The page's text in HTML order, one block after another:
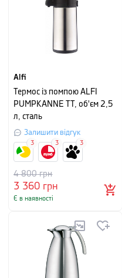
Alfi
Термос із помпою ALFI
PUMPKANNE TT, об'єм 2,5
л, сталь
Залишити відгук
3 360 грн
4 800грн
Є в наявності
3 3 3